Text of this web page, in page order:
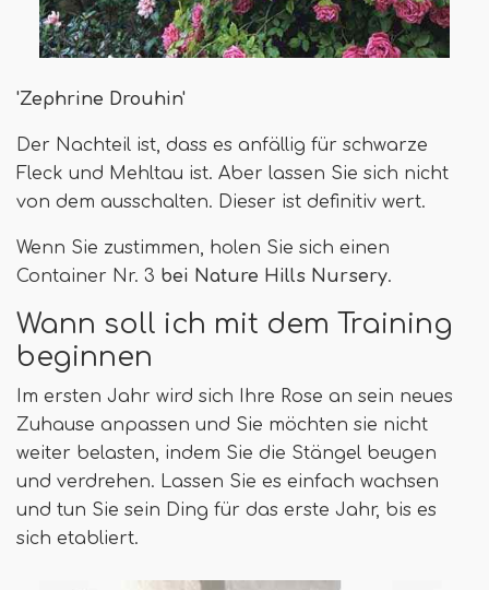
'Zephrine Drouhin'
Der Nachteil ist, dass es anfällig für schwarze
Fleck und Mehltau ist. Aber lassen Sie sich nicht
von dem ausschalten. Dieser ist definitiv wert.
Wenn Sie zustimmen, holen Sie sich einen
Container Nr. 3 bei Nature Hills Nursery.
Wann soll ich mit dem Training
beginnen
Im ersten Jahr wird sich Ihre Rose an sein neues
Zuhause anpassen und Sie möchten sie nicht
weiter belasten, indem Sie die Stängel beugen
und verdrehen. Lassen Sie es einfach wachsen
und tun Sie sein Ding für das erste Jahr, bis es
sich etabliert.